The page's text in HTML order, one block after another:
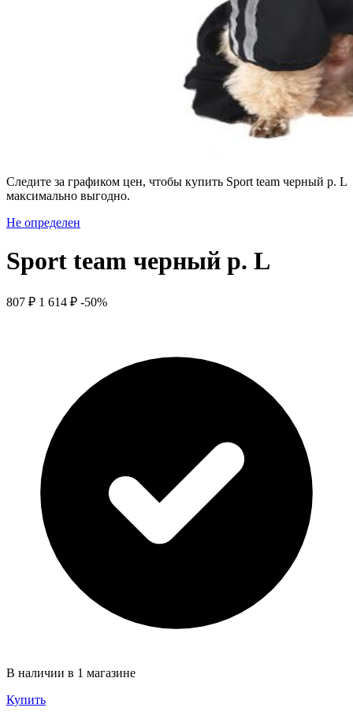
Следите за графиком цен, чтобы купить Sport team черный р. L
максимально выгодно.
Не определен
Sport team черный р. L
807 ₽ 1 614 ₽ -50%
В наличии в 1 магазине
Купить